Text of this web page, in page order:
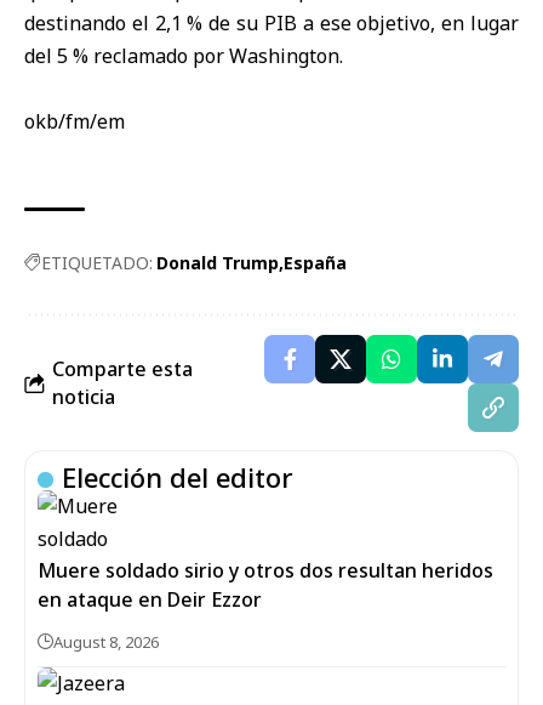
destinando el 2,1 % de su PIB a ese objetivo, en lugar
del 5 % reclamado por Washington.
okb/fm/em
ETIQUETADO: Donald Trump España
Comparte esta
noticia
Elección del editor
Muere soldado sirio y otros dos resultan heridos
en ataque en Deir Ezzor
August 8, 2026